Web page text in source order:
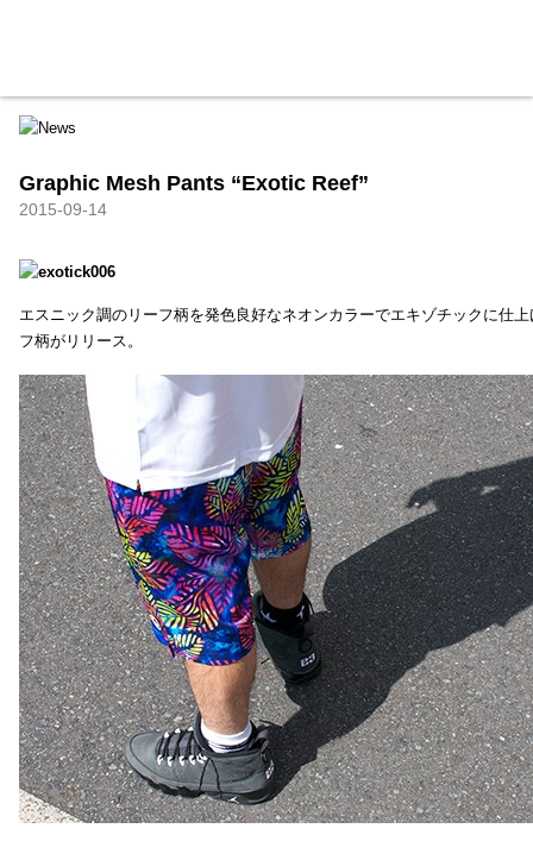
Graphic Mesh Pants “Exotic Reef”
2015-09-14
エスニック調のリーフ柄を発色良好なネオンカラーでエキゾチックに仕
フ柄がリリース。